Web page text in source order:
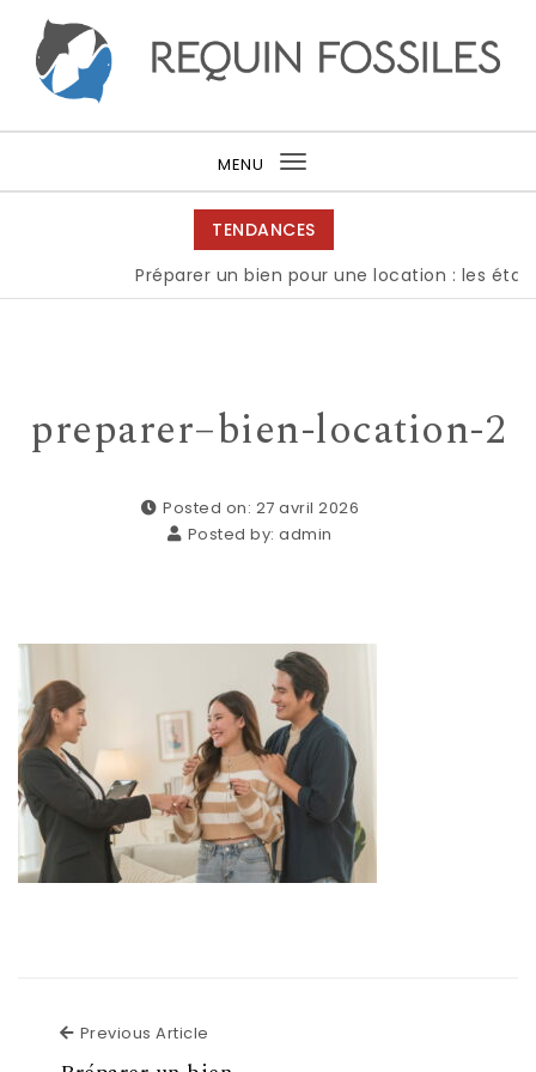
MENU
Toggle
navigation
TENDANCES
Préparer un bien pour une location : les
preparer–bien-location-2
Posted on: 27 avril 2026
Posted by:admin
Previous Article